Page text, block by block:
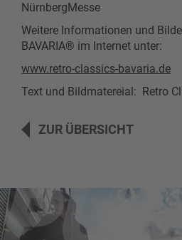
NürnbergMesse
Weitere Informationen und
BAVARIA® im Internet unter:
www.retro-classics-bavaria.de
Text und Bildmatereial: Retro
ZUR ÜBERSICHT